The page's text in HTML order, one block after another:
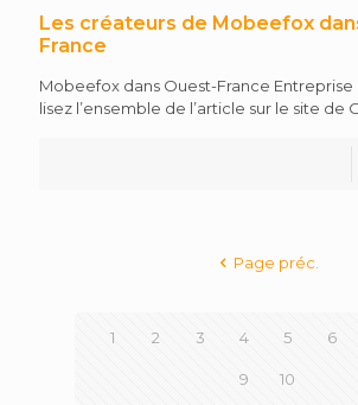
Les créateurs de Mobeefox
France
Mobeefox dans Ouest-France
lisez l’ensemble de l’article sur le site de
Page préc.
1 2 3 4 5 6
9 10